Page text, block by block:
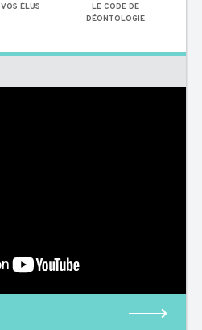
VOS ÉLUS
LE CODE DE
DÉONTOLOGIE